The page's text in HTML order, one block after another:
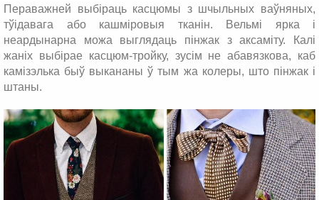
Пераважней выбіраць касцюмы з шчыльных ваўняных,
тўідавага або кашміровыя тканін. Вельмі ярка і
неардынарна можа выглядаць пінжак з аксаміту. Калі
жаніх выбірае касцюм-тройку, зусім не абавязкова, каб
камізэлька быў выкананы ў тым жа колеры, што пінжак і
штаны.